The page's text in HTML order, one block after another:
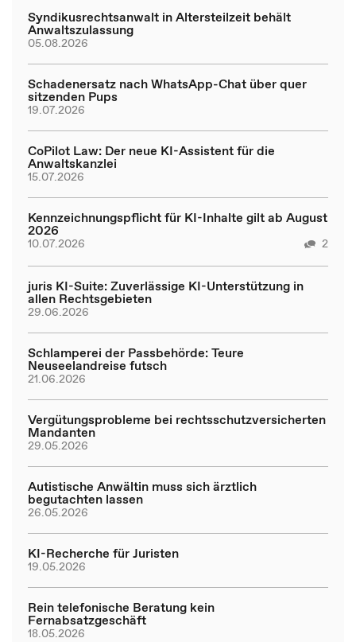
Syndikusrechtsanwalt in Altersteilzeit behält
Anwaltszulassung
05.08.2026
Schadenersatz nach WhatsApp-Chat über quer
sitzenden Pups
19.07.2026
CoPilot Law: Der neue KI-Assistent für die
Anwaltskanzlei
15.07.2026
Kennzeichnungspflicht für KI-Inhalte gilt ab August
2026
10.07.2026 2
juris KI-Suite: Zuverlässige KI-Unterstützung in
allen Rechtsgebieten
29.06.2026
Schlamperei der Passbehörde: Teure
Neuseelandreise futsch
21.06.2026
Vergütungsprobleme bei rechtsschutzversicherten
Mandanten
29.05.2026
Autistische Anwältin muss sich ärztlich
begutachten lassen
26.05.2026
KI-Recherche für Juristen
19.05.2026
Rein telefonische Beratung kein
Fernabsatzgeschäft
18.05.2026